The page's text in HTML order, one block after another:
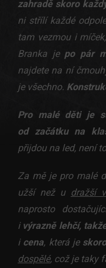
zahradě skoro
ni střílí každé
tam vezmou i
Branka je po pár
najdete na ní
je všechno.
Pro malé děti je
od začátku na
přijdou na led, není
Za mě je pro malé
užší než u dražší
naprosto
i výrazně lehčí,
i cena, která je
dospělé, což je taky